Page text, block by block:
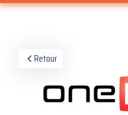
Retour